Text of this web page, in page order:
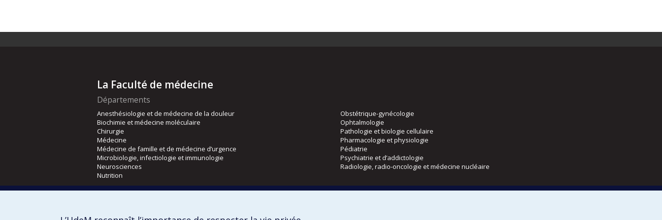
La Faculté de médecine
Départements
Anesthésiologie et de médecine de la douleur
Biochimie et médecine moléculaire
Chirurgie
Médecine
Médecine de famille et de médecine d’urgence
Microbiologie, infectiologie et immunologie
Neurosciences
Nutrition
Obstétrique-gynécologie
Ophtalmologie
Pathologie et biologie cellulaire
Pharmacologie et physiologie
Pédiatrie
Psychiatrie et d’addictologie
Radiologie, radio-oncologie et médecine nucléaire